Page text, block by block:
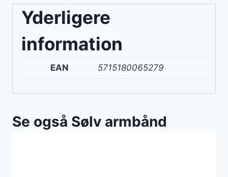
Yderligere
information
EAN 5715180065279
Se også Sølv armbånd